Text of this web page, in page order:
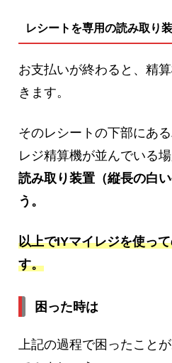
レシートを専用の読み取り
お支払いが終わると、精
きます。
そのレシートの下部にあ
レジ精算機が並んでいる
読み取り装置（縦長の白
う。
以上でIYマイレジを使っ
す。
困った時は
上記の過程で困ったこと